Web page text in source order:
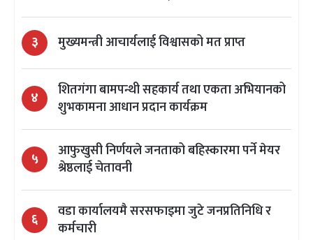
३ मुख्यमन्त्री आचार्यलाई विश्वासको मत प्राप्त
४
शितगंगा बामपन्थी सहकार्य तथा एकता अभियानको
शुभकामना आधान प्रदान कार्यक्रम
५
आफुखुसी निर्णयले जनताको बहिस्कारमा पर्ने मेयर
श्रेष्ठलाई चेतावनी
६
वडा कार्यालयमै सरसफाइमा जुटे जनप्रतिनिधि र
कर्मचारी